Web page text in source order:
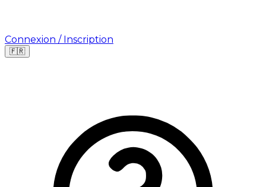
Connexion / Inscription
🇫🇷